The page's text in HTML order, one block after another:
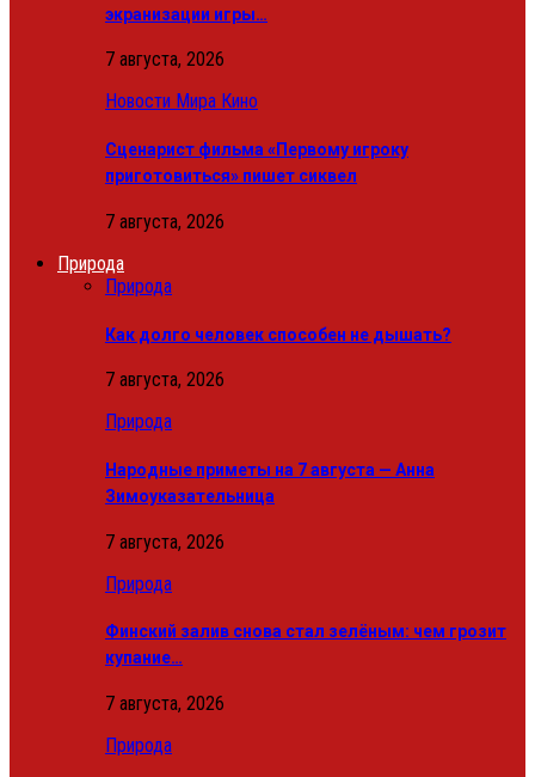
экранизации игры…
7 августа, 2026
Новости Мира Кино
Сценарист фильма «Первому игроку
приготовиться» пишет сиквел
7 августа, 2026
Природа
Природа
Как долго человек способен не дышать?
7 августа, 2026
Природа
Народные приметы на 7 августа — Анна
Зимоуказательница
7 августа, 2026
Природа
Финский залив снова стал зелёным: чем грозит
купание…
7 августа, 2026
Природа